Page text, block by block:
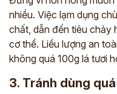
nhiều. Việc lạm dụng
chất, dẫn đến tiêu chảy
cơ thể. Liều lượng an
không quá 100g lá tươi
3. Tránh dùng